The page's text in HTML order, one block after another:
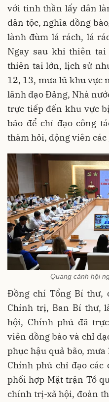
với tinh thần lấy dân
dân tộc, nghĩa đồng
lành đùm lá rách, lá
Ngay sau khi thiên
thiên tai lớn, lịch sử
12, 13, mưa lũ khu vực
lãnh đạo Đảng, Nhà
trực tiếp đến khu vực
bão để chỉ đạo công
thăm hỏi, động viên
Quang cảnh hội
Đồng chí Tổng Bí thư,
Chính trị, Ban Bí thư,
hội, Chính phủ đã
viên đồng bào và chỉ
phục hậu quả bão,
Chính phủ chỉ đạo các
phối hợp Mặt trận Tổ
chính trị-xã hội, đoàn